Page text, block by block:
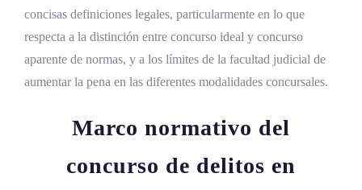
concisas definiciones legales, particularmente en lo que
respecta a la distinción entre concurso ideal y concurso
aparente de normas, y a los límites de la facultad judicial de
aumentar la pena en las diferentes modalidades concursales.
Marco normativo del
concurso de delitos en